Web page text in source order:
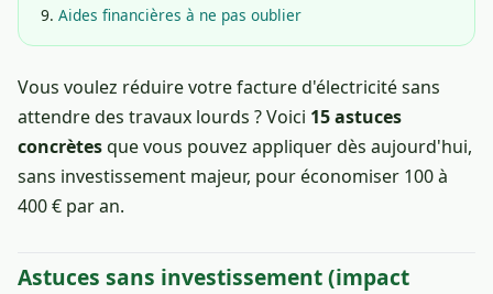
Aides financières à ne pas oublier
Vous voulez réduire votre facture d'électricité sans
attendre des travaux lourds ? Voici 15 astuces
concrètesque vous pouvez appliquer dès aujourd'hui,
sans investissement majeur, pour économiser 100 à
400 € par an.
Astuces sans investissement (impact